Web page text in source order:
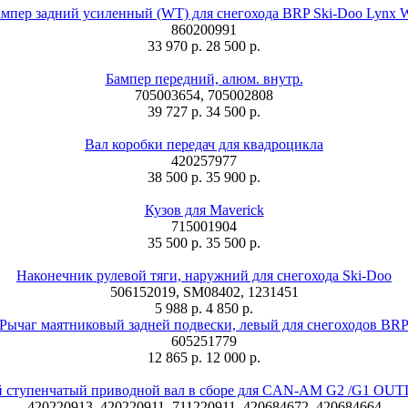
задний усиленный (WT) для снегохода BRP Ski-Doo Lynx
860200991
33 970 р. 28 500 р.
Бампер передний, алюм. внутр.
705003654, 705002808
39 727 р. 34 500 р.
Вал коробки передач для квадроцикла
420257977
38 500 р. 35 900 р.
Кузов для Maverick
715001904
35 500 р. 35 500 р.
Наконечник рулевой тяги, наружний для снегохода Ski-Doo
506152019, SM08402, 1231451
5 988 р. 4 850 р.
Рычаг маятниковый задней подвески, левый для снегоходов BRP
605251779
12 865 р. 12 000 р.
ступенчатый приводной вал в сборе для CAN-AM G2 /G1